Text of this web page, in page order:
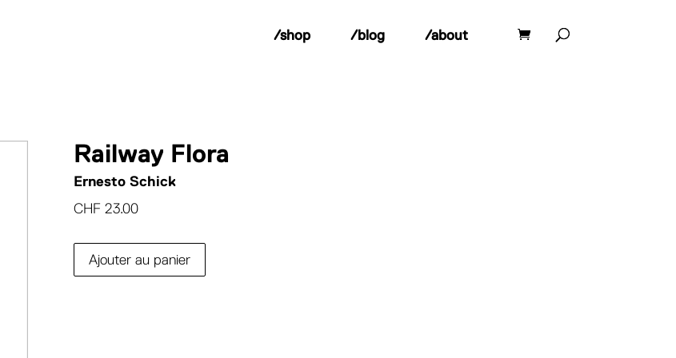
/shop /blog /about
Railway Flora
Ernesto Schick
CHF 23.00
Ajouter au panier